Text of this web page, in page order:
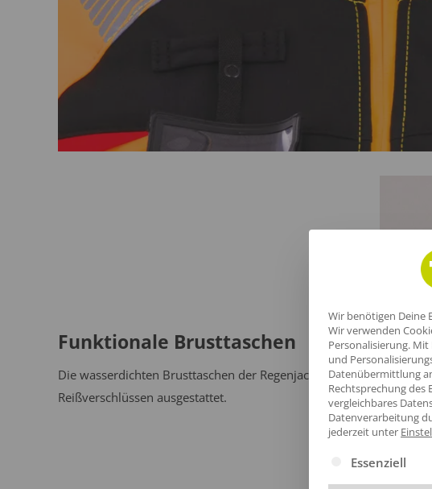
Funktionale Brusttaschen
Die wasserdichten Brusttaschen der Regenjacke sind mit
Reißverschlüssen ausgestattet.
Wir benötigen Deine
Wir verwenden
Personalisierung. Mit
und
Datenübermittlung
Rechtsprechung des
vergleichbares
Datenverarbeitung
jederzeit unter
Es folgt eine
Essenziell